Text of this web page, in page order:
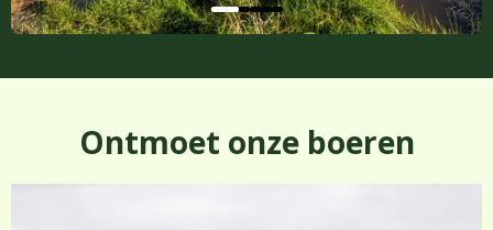
Ontmoet onze boeren